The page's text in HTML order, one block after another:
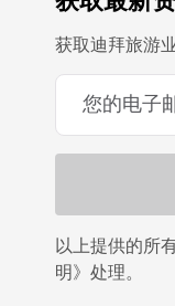
获取迪拜旅游
以上提供的所
明》处理。